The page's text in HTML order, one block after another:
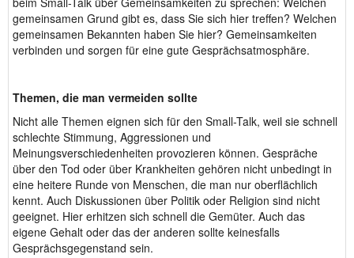
gemeinsamen Grund gibt es, dass Sie sich hier treffen? Welchen
gemeinsamen Bekannten haben Sie hier? Gemeinsamkeiten
verbinden und sorgen für eine gute Gesprächsatmosphäre.
Themen, die man vermeiden sollte
Nicht alle Themen eignen sich für den Small-Talk, weil sie schnell
schlechte Stimmung, Aggressionen und
Meinungsverschiedenheiten provozieren können. Gespräche
über den Tod oder über Krankheiten gehören nicht unbedingt in
eine heitere Runde von Menschen, die man nur oberflächlich
kennt. Auch Diskussionen über Politik oder Religion sind nicht
geeignet. Hier erhitzen sich schnell die Gemüter. Auch das
eigene Gehalt oder das der anderen sollte keinesfalls
Gesprächsgegenstand sein.